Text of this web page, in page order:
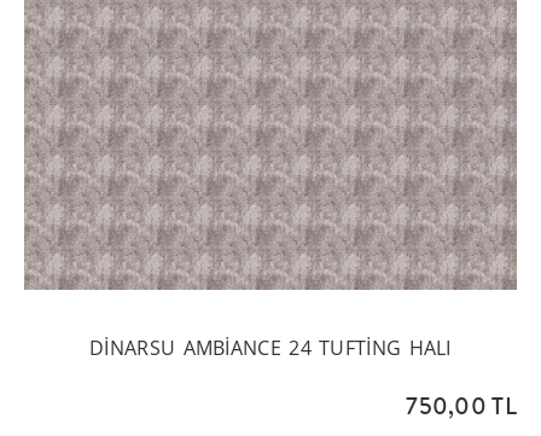
DINARSU AMBIANCE 24 TUFTING HALI
750,00 TL